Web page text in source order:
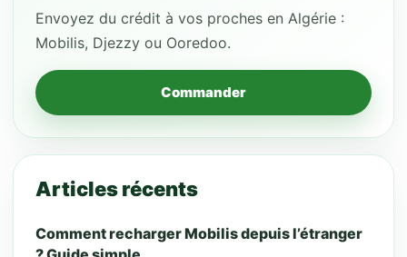
Envoyez du crédit à vos proches en Algérie :
Mobilis, Djezzy ou Ooredoo.
Commander
Articles récents
Comment recharger Mobilis depuis l’étranger